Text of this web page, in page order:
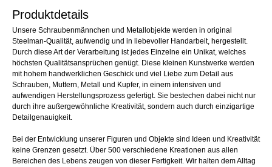
Produktdetails
Unsere Schraubenmännchen und Metallobjekte werden in original
Steelman-Qualität, aufwendig und in liebevoller Handarbeit, hergestellt.
Durch diese Art der Verarbeitung ist jedes Einzelne ein Unikat, welches
höchsten Qualitätsansprüchen genügt. Diese kleinen Kunstwerke werden
mit hohem handwerklichen Geschick und viel Liebe zum Detail aus
Schrauben, Muttern, Metall und Kupfer, in einem intensiven und
aufwendigen Herstellungsprozess gefertigt. Sie bestechen dabei nicht nur
durch ihre außergewöhnliche Kreativität, sondern auch durch einzigartige
Detailgenauigkeit.
Bei der Entwicklung unserer Figuren und Objekte sind Ideen und Kreativität
keine Grenzen gesetzt. Über 500 verschiedene Kreationen aus allen
Bereichen des Lebens zeugen von dieser Fertigkeit. Wir halten dem Alltag